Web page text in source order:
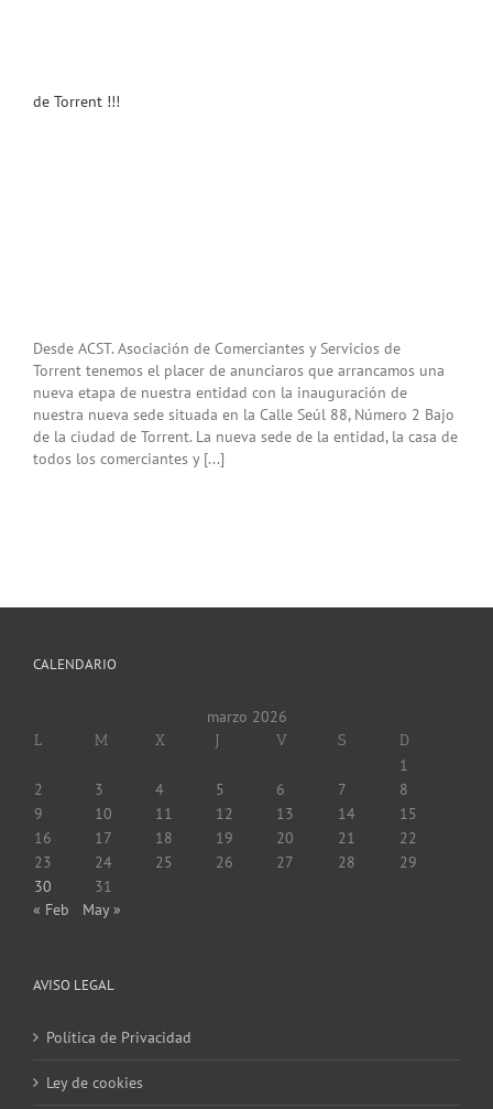
de Torrent !!!
Desde ACST. Asociación de Comerciantes y Servicios de
Torrent tenemos el placer de anunciaros que arrancamos una
nueva etapa de nuestra entidad con la inauguración de
nuestra nueva sede situada en la Calle Seúl 88, Número 2 Bajo
de la ciudad de Torrent. La nueva sede de la entidad, la casa de
todos los comerciantes y [...]
CALENDARIO
marzo 2026
L M X J V S D
1
2
3 4 5 6 7
8
9
10 11 12 13 14
15
16
17 18 19 20 21
22
23
24 25 26 27 28
29
30
31
« Feb
May »
AVISO LEGAL
Política de Privacidad
Ley de cookies